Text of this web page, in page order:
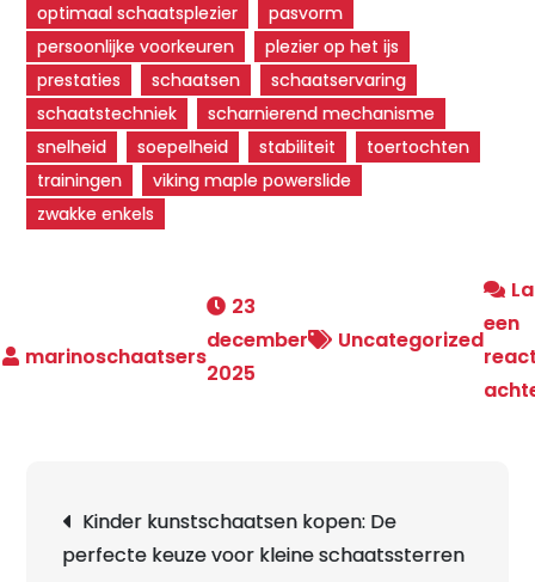
optimaal schaatsplezier
pasvorm
persoonlijke voorkeuren
plezier op het ijs
prestaties
schaatsen
schaatservaring
schaatstechniek
scharnierend mechanisme
snelheid
soepelheid stabiliteit
toertochten
trainingen
viking maple powerslide
zwakke enkels
23
december
2025
Uncategorized
een
Kinder kunstschaatsen kopen: De
perfecte keuze voor kleine schaatssterren